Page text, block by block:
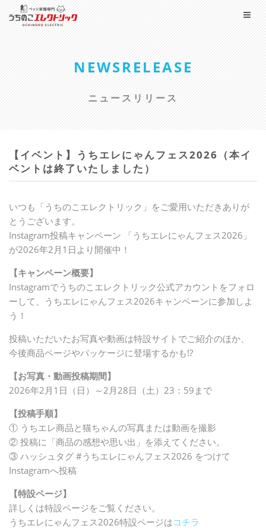
NEWSRELEASE
ニュースリリース
【イベント】うちエレにゃんフェス2026（本イ
ベントは終了いたしました）
いつも「うちのこエレクトリック」をご愛用いただきありが
とうございます。
Instagram投稿キャンペーン 「うちエレにゃんフェス2026」
が2026年2月1日より開催中！
【キャンペーン概要】
Instagramでうちのこエレクトリック公式アカウントをフォロ
ーして、うちエレにゃんフェス2026キャンペーンに参加しよ
う！
投稿いただいたお写真や動画は特設サイトでご紹介のほか、
今後商品ページやパッケージに登場するかも!?
【お写真・動画投稿期間】
2026年2月1日（日）～2月28日（土）23：59まで
【投稿手順】
① うちエレ商品と猫ちゃんの写真または動画を撮影
② 投稿に「商品の感想や思い出」を添えてください。
③ ハッシュタグ #うちエレにゃんフェス2026 をつけて
Instagramへ投稿
【特設ページ】
詳しくは特設ページをご覧ください。
うちエレにゃんフェス2026特設ページはコチラ